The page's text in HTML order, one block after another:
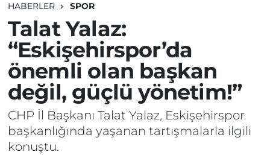
HABERLER SPOR
Talat Yalaz:
“Eskişehirspor’da
önemli olan başkan
değil, güçlü yönetim!”
CHP İl Başkanı Talat Yalaz, Eskişehirspor
başkanlığında yaşanan tartışmalarla ilgili
konuştu.
SPOR
EKONOMİ
SİYASET
RESMİ İLAN
SİYASET
SPOR
EKONOMİ
EĞİTİM
SAĞLIK
Odunpazarı Trafik Yoğunluk Haritası
TFF 3.Lig 4.Grup Puan Durumu ve Fikstür
Tüm Manşetler
Son Dakika Haberleri
Haber Arşivi